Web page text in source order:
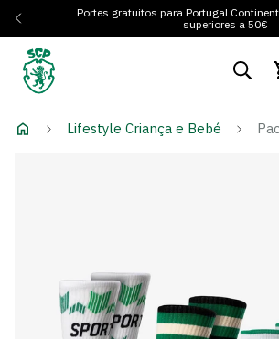
Portes gratuitos para Portugal Continental
superiores a 50€
Lifestyle Criança e Bebé